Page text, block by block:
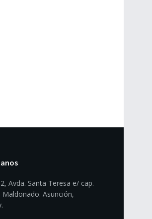
Avda. Santa Teresa e/ cap.
Maldonado. Asunción,